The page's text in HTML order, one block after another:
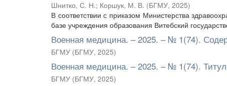
Шнитко, С. Н.; Коршук, М. В. (БГМУ, 2025)
В соответствии с приказом Министерства
базе учреждения образования Витебский
Военная медицина. – 2025. – № 1(74).
БГМУ (БГМУ, 2025)
Военная медицина. – 2025. – № 1(74).
БГМУ (БГМУ, 2025)